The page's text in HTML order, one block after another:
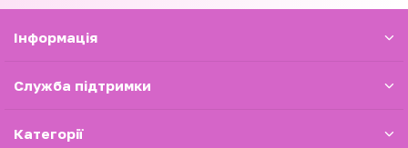
Iнформація
Служба підтримки
Категорії